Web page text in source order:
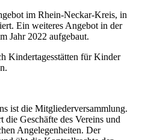
im Rhein-Neckar-Kreis, in
Ein weiteres Angebot in der
Jahr 2022 aufgebaut.
Kindertagesstätten für Kinder
ist die Mitgliederversammlung.
Geschäfte des Vereins und
Angelegenheiten. Der